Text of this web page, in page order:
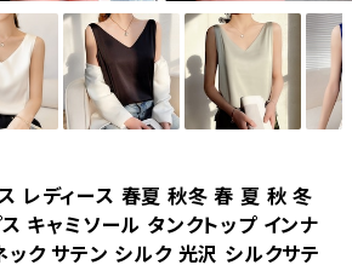
レディース 春夏 秋冬 春 夏 秋 冬
キャミソール タンクトップ インナ
ック サテン シルク 光沢 シルクサテ